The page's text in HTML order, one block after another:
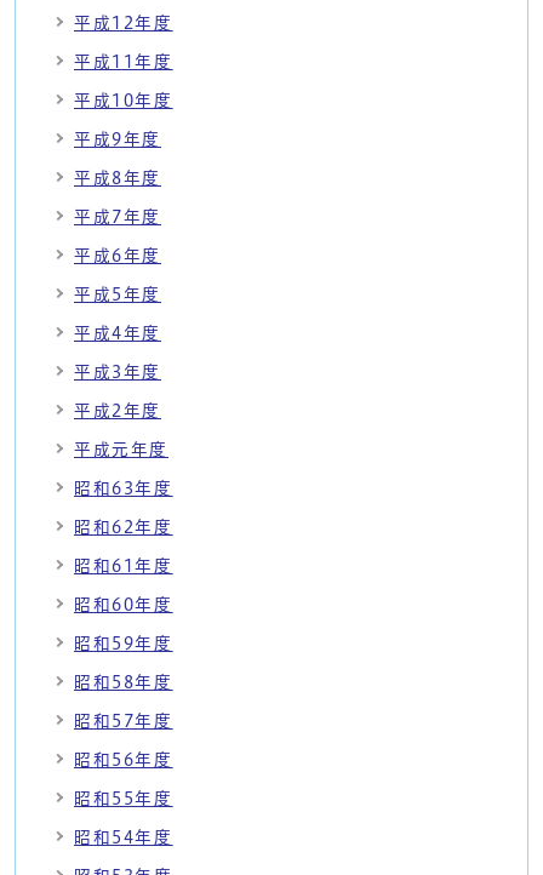
平成12年度
平成11年度
平成10年度
平成9年度
平成8年度
平成7年度
平成6年度
平成5年度
平成4年度
平成3年度
平成2年度
平成元年度
昭和63年度
昭和62年度
昭和61年度
昭和60年度
昭和59年度
昭和58年度
昭和57年度
昭和56年度
昭和55年度
昭和54年度